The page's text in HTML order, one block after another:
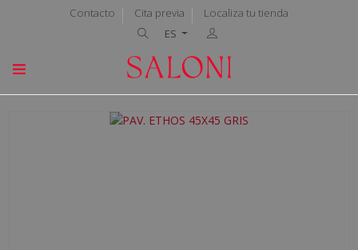
Contacto Cita previa
Localiza tu tienda
ES